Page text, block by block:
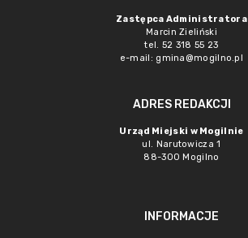
Zastępca Administratora
Marcin Zieliński
tel. 52 318 55 23
e-mail: gmina@mogilno.pl
ADRES REDAKCJI
Urząd Miejski w Mogilnie
ul. Narutowicza 1
88-300 Mogilno
INFORMACJE